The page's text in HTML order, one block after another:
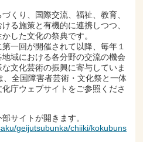
くり、国際交流、福祉、教育、
る施策と有機的に連携しつつ、
した文化の祭典です。
一回が開催されて以降、毎年１
域における各分野の交流の機会
文化芸術の振興に寄与していま
全国障害者芸術・文化祭と一体
庁ウェブサイトをご参照くださ
サイトが開きます。
geijutsubunka/chiiki/kokubuns